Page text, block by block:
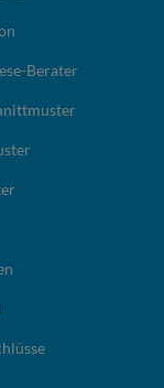
Berater